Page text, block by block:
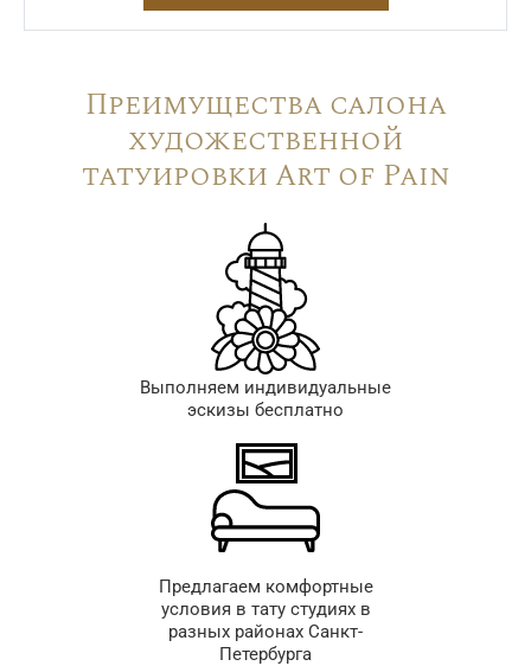
Преимущества салона
художественной
татуировки Art of Pain
Выполняем индивидуальные
эскизы бесплатно
Предлагаем комфортные
условия в тату студиях в
разных районах Санкт-
Петербурга